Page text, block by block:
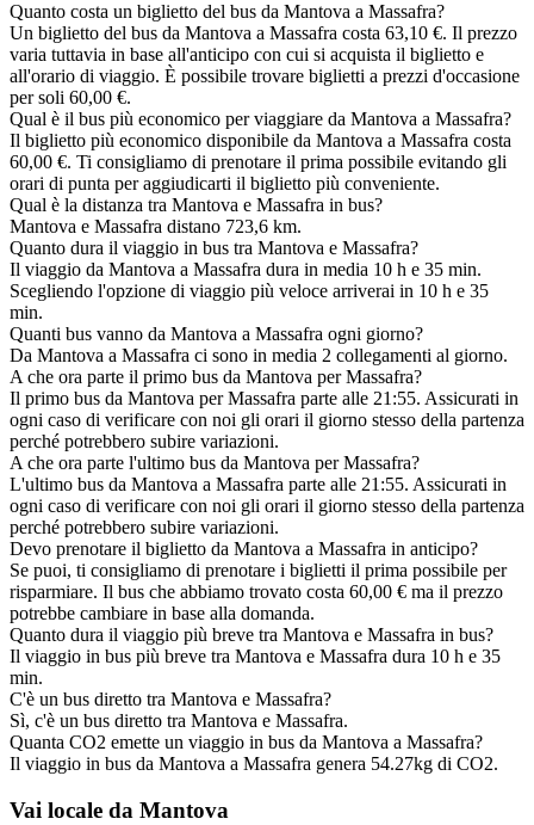
Quanto costa un biglietto del bus da Mantova a Massafra?
Un biglietto del bus da Mantova a Massafra costa 63,10 €. Il prezzo
varia tuttavia in base all'anticipo con cui si acquista il biglietto e
all'orario di viaggio. È possibile trovare biglietti a prezzi d'occasione
per soli 60,00 €.
Qual è il bus più economico per viaggiare da Mantova a Massafra?
Il biglietto più economico disponibile da Mantova a Massafra costa
60,00 €. Ti consigliamo di prenotare il prima possibile evitando gli
orari di punta per aggiudicarti il biglietto più conveniente.
Qual è la distanza tra Mantova e Massafra in bus?
Mantova e Massafra distano 723,6 km.
Quanto dura il viaggio in bus tra Mantova e Massafra?
Il viaggio da Mantova a Massafra dura in media 10 h e 35 min.
Scegliendo l'opzione di viaggio più veloce arriverai in 10 h e 35
min.
Quanti bus vanno da Mantova a Massafra ogni giorno?
Da Mantova a Massafra ci sono in media 2 collegamenti al giorno.
A che ora parte il primo bus da Mantova per Massafra?
Il primo bus da Mantova per Massafra parte alle 21:55. Assicurati in
ogni caso di verificare con noi gli orari il giorno stesso della partenza
perché potrebbero subire variazioni.
A che ora parte l'ultimo bus da Mantova per Massafra?
L'ultimo bus da Mantova a Massafra parte alle 21:55. Assicurati in
ogni caso di verificare con noi gli orari il giorno stesso della partenza
perché potrebbero subire variazioni.
Devo prenotare il biglietto da Mantova a Massafra in anticipo?
Se puoi, ti consigliamo di prenotare i biglietti il prima possibile per
risparmiare. Il bus che abbiamo trovato costa 60,00 € ma il prezzo
potrebbe cambiare in base alla domanda.
Quanto dura il viaggio più breve tra Mantova e Massafra in bus?
Il viaggio in bus più breve tra Mantova e Massafra dura 10 h e 35
min.
C'è un bus diretto tra Mantova e Massafra?
Sì, c'è un bus diretto tra Mantova e Massafra.
Quanta CO2 emette un viaggio in bus da Mantova a Massafra?
Il viaggio in bus da Mantova a Massafra genera 54.27kg di CO2.
Vai locale da Mantova